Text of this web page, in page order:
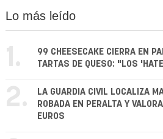
Lo más leído
1.
99 CHEESECAKE CIERRA EN
TARTAS DE QUESO: "LOS
2.
LA GUARDIA CIVIL LOCALIZA
ROBADA EN PERALTA Y
EUROS